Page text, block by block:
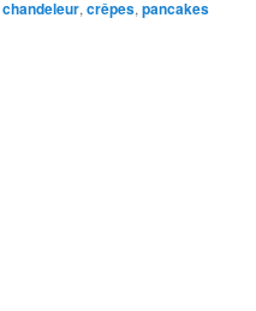
chandeleur,crêpes,pancakes